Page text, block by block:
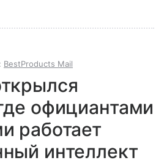
BestProducts Mail
официантами
работает
интеллект